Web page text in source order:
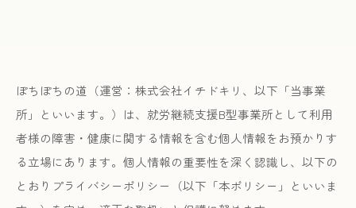
ぽちぽちの道（運営：株式会社イチドキリ、以下「当事業
所」といいます。）は、就労継続支援B型事業所として利用
者様の障害・健康に関する情報を含む個人情報をお預かりす
る立場にあります。個人情報の重要性を深く認識し、以下の
とおりプライバシーポリシー（以下「本ポリシー」といいま